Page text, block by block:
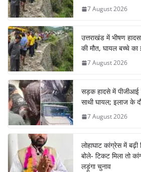
7 August 2026
उत्तराखंड में भीषण
की मौत, घायल बच्चे का
7 August 2026
सड़क हादसे में पीजीआई
साथी घायल; इलाज के
7 August 2026
लोहाघाट कांग्रेस में
बोले- टिकट मिला तो
लड़ूंगा चुनाव